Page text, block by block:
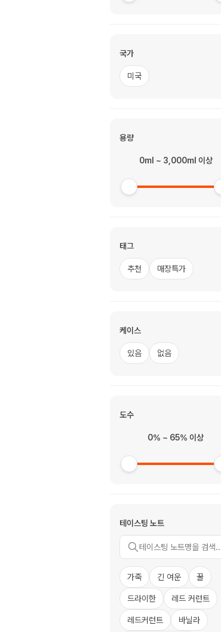
국가
미국
용량
0ml ~ 3,000ml 이상
태그
추천 매장특가
케이스
있음 없음
도수
0% ~ 65% 이상
테이스팅 노트
가죽 긴 여운 꿀
드라이한 레드 커런트
레드커런트 바닐라